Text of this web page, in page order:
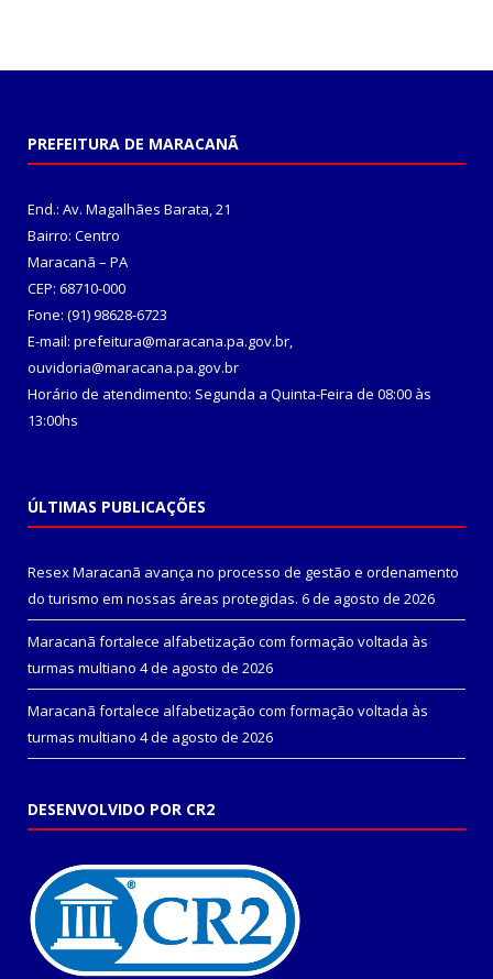
PREFEITURA DE MARACANÃ
End.: Av. Magalhães Barata, 21
Bairro: Centro
Maracanã – PA
CEP: 68710-000
Fone: (91) 98628-6723
E-mail: prefeitura@maracana.pa.gov.br,
ouvidoria@maracana.pa.gov.br
Horário de atendimento: Segunda a Quinta-Feira de 08:00 às
13:00hs
ÚLTIMAS PUBLICAÇÕES
Resex Maracanã avança no processo de gestão e ordenamento
do turismo em nossas áreas protegidas. 6 de agosto de 2026
Maracanã fortalece alfabetização com formação voltada às
turmas multiano 4 de agosto de 2026
Maracanã fortalece alfabetização com formação voltada às
turmas multiano 4 de agosto de 2026
DESENVOLVIDO POR CR2